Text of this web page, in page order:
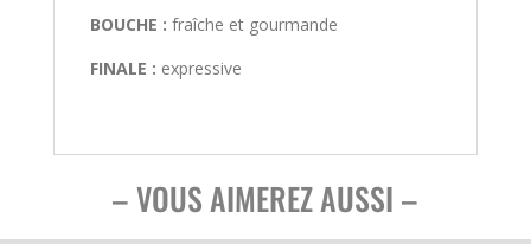
BOUCHE : fraîche et gourmande
FINALE : expressive
– VOUS AIMEREZ AUSSI –